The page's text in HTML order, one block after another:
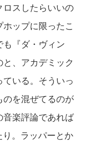
スしたらいいの
ップに限ったこ
『ダ・ヴィン
、アカデミック
いる。そういっ
を混ぜてるのが
楽評論であれば
。ラッパーとか